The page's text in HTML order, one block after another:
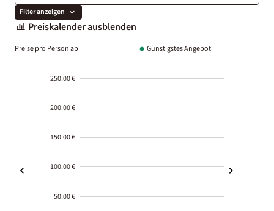
Filter anzeigen
Preiskalender ausblenden
Preise pro Person ab Günstigstes Angebot
250.00 €
200.00 €
150.00 €
100.00 €
50.00 €